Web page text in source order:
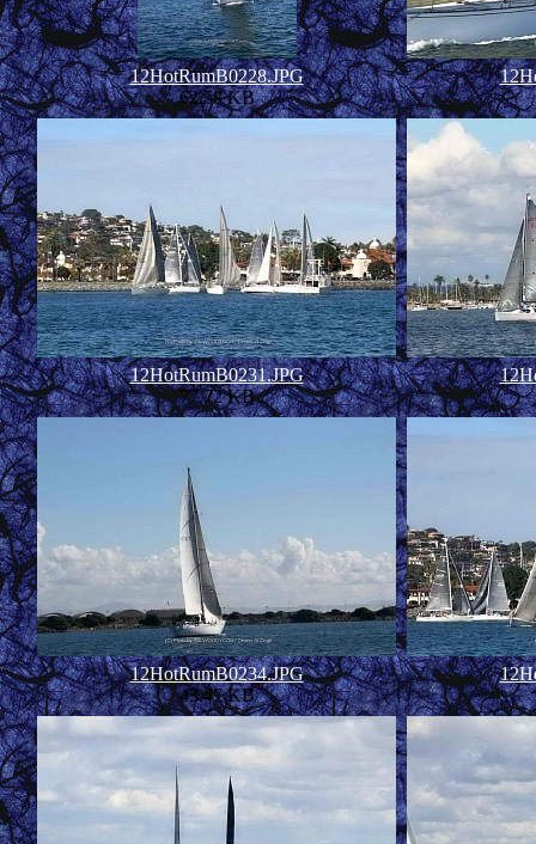
12HotRumB0228.JPG
62.58 KB
12HotRumB0231.JPG
77.72 KB
12HotRumB0234.JPG
43.47 KB